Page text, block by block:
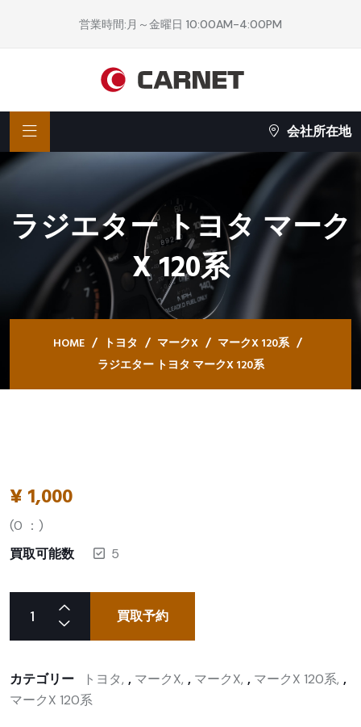
営業時間:月～金曜日 10:00AM-4:00PM
会社所在地
ラジエター トヨタ マーク
X 120系
HOME トヨタ マークX
マークX 120系
ラジエター トヨタ マークX 120系
¥ 1,000
(0 ：)
買取可能数
5
買取予約
カテゴリー トヨタ , マークX , マークX , マークX 120系 ,
マークX 120系